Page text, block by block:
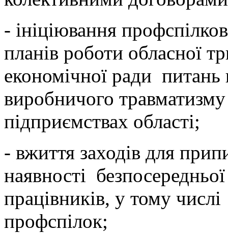
- ініціювання
планів роботи обласної
економічної ради
виробничого
підприємствах області;
- вжиття заходів для
наявності
працівників, у тому
профспілок;